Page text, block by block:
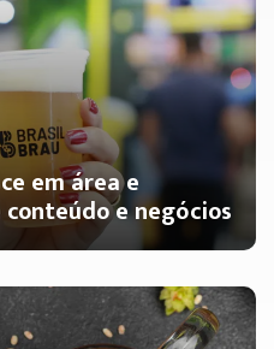
em área e
e negócios